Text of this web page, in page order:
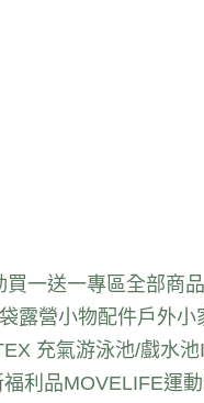
買一送一專區全部商品
露營小物配件戶外小
充氣游泳池/戲水池
利品MOVELIFE運